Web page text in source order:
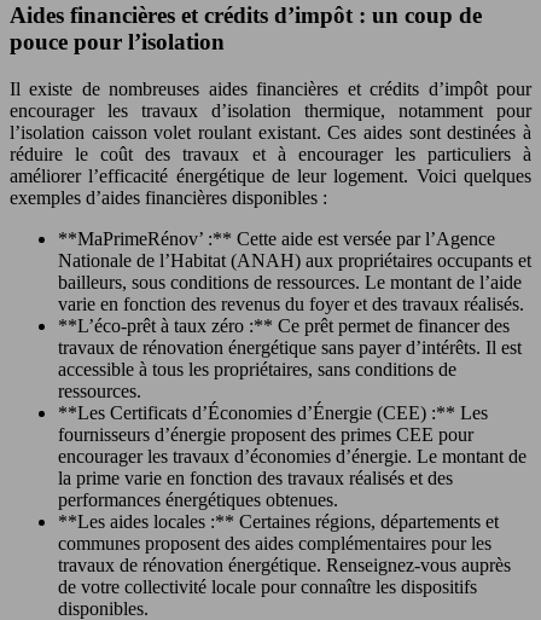
Aides financières et crédits d’impôt : un coup de
pouce pour l’isolation
Il existe de nombreuses aides financières et crédits d’impôt pour
encourager les travaux d’isolation thermique, notamment pour
l’isolation caisson volet roulant existant. Ces aides sont destinées à
réduire le coût des travaux et à encourager les particuliers à
améliorer l’efficacité énergétique de leur logement. Voici quelques
exemples d’aides financières disponibles :
**MaPrimeRénov’ :** Cette aide est versée par l’Agence
Nationale de l’Habitat (ANAH) aux propriétaires occupants et
bailleurs, sous conditions de ressources. Le montant de l’aide
varie en fonction des revenus du foyer et des travaux réalisés.
**L’éco-prêt à taux zéro :** Ce prêt permet de financer des
travaux de rénovation énergétique sans payer d’intérêts. Il est
accessible à tous les propriétaires, sans conditions de
ressources.
**Les Certificats d’Économies d’Énergie (CEE) :** Les
fournisseurs d’énergie proposent des primes CEE pour
encourager les travaux d’économies d’énergie. Le montant de
la prime varie en fonction des travaux réalisés et des
performances énergétiques obtenues.
**Les aides locales :** Certaines régions, départements et
communes proposent des aides complémentaires pour les
travaux de rénovation énergétique. Renseignez-vous auprès
de votre collectivité locale pour connaître les dispositifs
disponibles.